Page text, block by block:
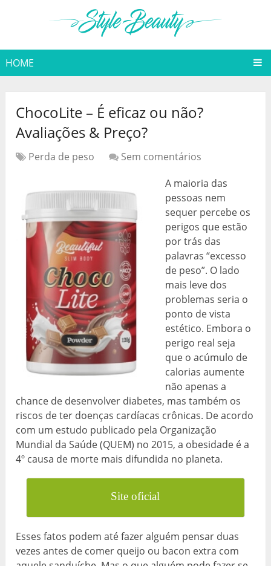
HOME
ChocoLite – É eficaz ou não?
Avaliações & Preço?
Perda de peso
Sem comentários
A maioria das
pessoas nem
sequer percebe os
perigos que estão
por trás das
palavras “excesso
de peso”. O lado
mais leve dos
problemas seria o
ponto de vista
estético. Embora o
perigo real seja
que o acúmulo de
calorias aumente
não apenas a
chance de desenvolver diabetes, mas também os
riscos de ter doenças cardíacas crônicas. De acordo
com um estudo publicado pela Organização
Mundial da Saúde (QUEM) no 2015, a obesidade é a
4º causa de morte mais difundida no planeta.
Site oficial
Esses fatos podem até fazer alguém pensar duas
vezes antes de comer queijo ou bacon extra com